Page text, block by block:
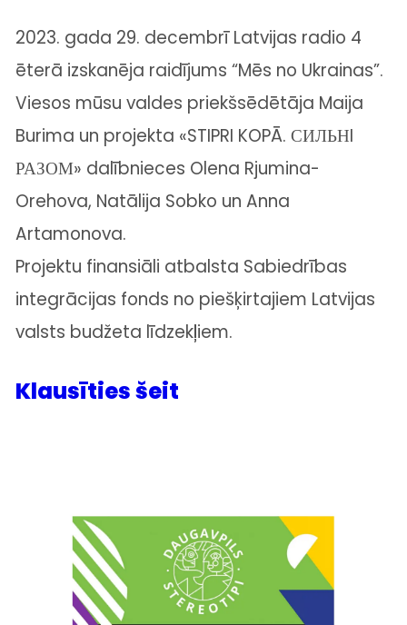
2023. gada 29. decembrī Latvijas radio 4
ēterā izskanēja raidījums “Mēs no Ukrainas”.
Viesos mūsu valdes priekšsēdētāja Maija
Burima un projekta «STIPRI KOPĀ. СИЛЬНI
РАЗОМ» dalībnieces Olena Rjumina-
Orehova, Natālija Sobko un Anna
Artamonova.
Projektu finansiāli atbalsta Sabiedrības
integrācijas fonds no piešķirtajiem Latvijas
valsts budžeta līdzekļiem.
Klausīties šeit